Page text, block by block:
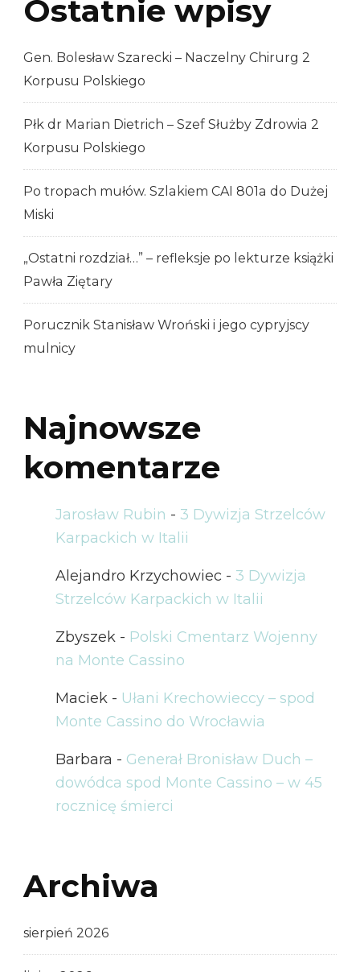
Ostatnie wpisy
Gen. Bolesław Szarecki – Naczelny Chirurg 2
Korpusu Polskiego
Płk dr Marian Dietrich – Szef Służby Zdrowia 2
Korpusu Polskiego
Po tropach mułów. Szlakiem CAI 801a do Dużej
Miski
„Ostatni rozdział…” – refleksje po lekturze książki
Pawła Ziętary
Porucznik Stanisław Wroński i jego cypryjscy
mulnicy
Najnowsze
komentarze
Jarosław Rubin - 3 Dywizja Strzelców
Karpackich w Italii
Alejandro Krzychowiec - 3 Dywizja
Strzelców Karpackich w Italii
Zbyszek - Polski Cmentarz Wojenny
na Monte Cassino
Maciek - Ułani Krechowieccy – spod
Monte Cassino do Wrocławia
Barbara - Generał Bronisław Duch –
dowódca spod Monte Cassino – w 45
rocznicę śmierci
Archiwa
sierpień 2026